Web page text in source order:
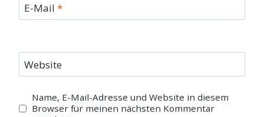
E-Mail *
Website
Name, E-Mail-Adresse und Website in diesem
Browser für meinen nächsten Kommentar